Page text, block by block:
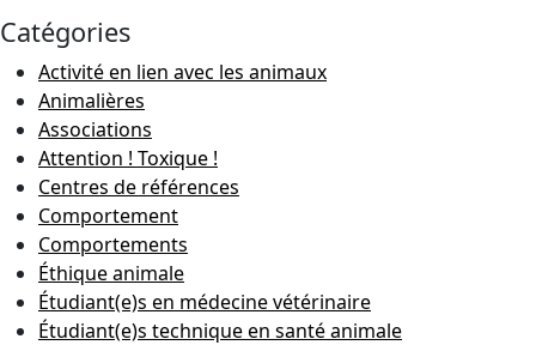
Catégories
Activité en lien avec les animaux
Animalières
Associations
Attention ! Toxique !
Centres de références
Comportement
Comportements
Éthique animale
Étudiant(e)s en médecine vétérinaire
Étudiant(e)s technique en santé animale